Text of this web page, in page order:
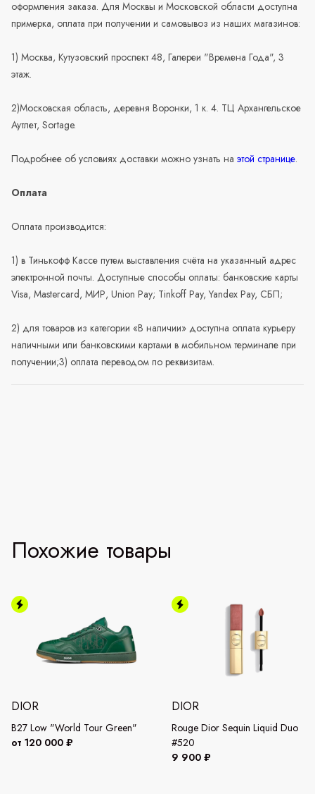
оформления заказа. Для Москвы и Московской области доступна
примерка, оплата при получении и самовывоз из наших магазинов:
1) Москва, Кутузовский проспект 48, Галереи "Времена Года", 3
этаж.
2)Московская область, деревня Воронки, 1 к. 4. ТЦ Архангельское
Аутлет, Sortage.
Подробнее об условиях доставки можно узнать на этой странице.
Оплата
Оплата производится:
1) в Тинькофф Кассе путем выставления счёта на указанный адрес
электронной почты. Доступные способы оплаты: банковские карты
Visa, Mastercard, МИР, Union Pay; Tinkoff Pay, Yandex Pay, СБП;
2) для товаров из категории «В наличии» доступна оплата курьеру
наличными или банковскими картами в мобильном терминале при
получении;3) оплата переводом по реквизитам.
Похожие товары
DIOR
B27 Low "World Tour Green"
от 120 000 ₽
DIOR
Rouge Dior Sequin Liquid Duo
#520
9 900 ₽